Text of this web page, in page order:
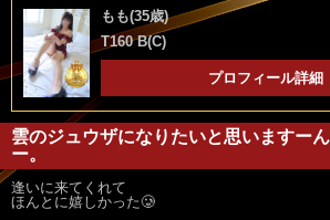
もも(35歳)
T160 B(C)
プロフィール詳細
雲のジュウザになりたいと思いますー
ー。
逢いに来てくれて
ほんとに嬉しかった🥲